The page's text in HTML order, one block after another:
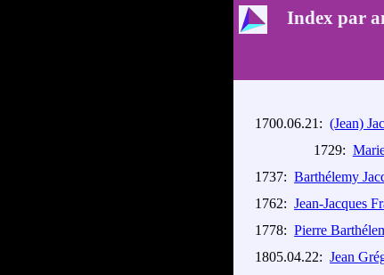
Index par
1700.06.21: (Jean)
1729:
1737: Barthélemy
1762: Jean-Jacques
1778: Pierre
1805.04.22: Jean